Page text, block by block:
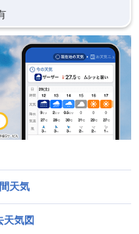
天気
天気図